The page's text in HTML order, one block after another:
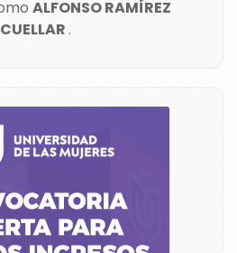
ALFONSO RAMÍREZ
CUELLAR.